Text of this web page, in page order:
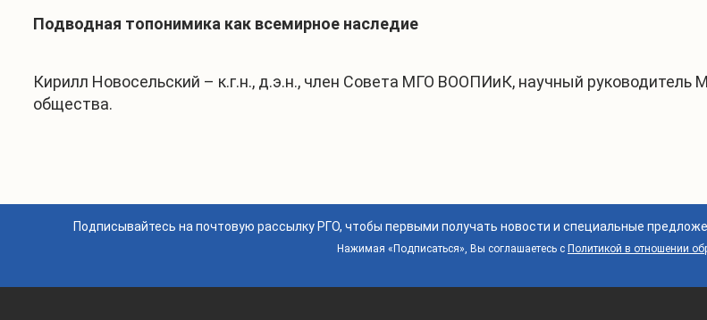
Подводная топонимика как всемирное наследие
Кирилл Новосельский – к.г.н., д.э.н., член Совета МГО ВООПИиК, научный руководитель
общества.
Подписывайтесь на почтовую рассылку РГО, чтобы первыми получать новости и специальные
Нажимая «Подписаться», Вы соглашаетесь с Политикой в отношении